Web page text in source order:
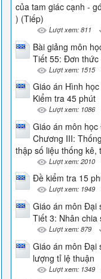
của tam giác cạnh -
) (Tiếp)
Lượt xem: 811
Bài giảng môn
Tiết 55: Đơn thức
Lượt xem: 1515
Giáo án Hình
Kiểm tra 45 phút
Lượt xem: 1086
Giáo án môn
Chương III:
thập số liệu thống kê,
Lượt xem: 2010
Đề kiểm tra 15
Lượt xem: 1949
Giáo án môn Đại
Tiết 3: Nhân chia
Lượt xem: 879
Giáo án môn Đại
lượng tỉ lệ thuận
Lượt xem: 1349